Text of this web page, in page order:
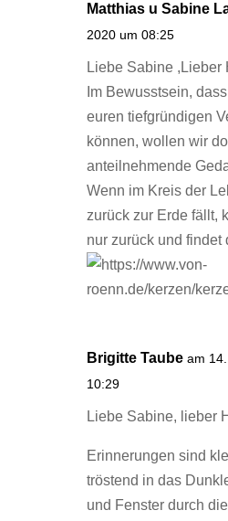
Matthias u Sabine
2020 um 08:25
Liebe Sabine ,Lieber
Im Bewusstsein,
euren tiefgründigen
können, wollen wir
anteilnehmende
Wenn im Kreis der
zurück zur Erde fällt,
nur zurück und findet
Brigitte Taube am
10:29
Liebe Sabine, lieber
Erinnerungen sind
tröstend in das
und Fenster durch